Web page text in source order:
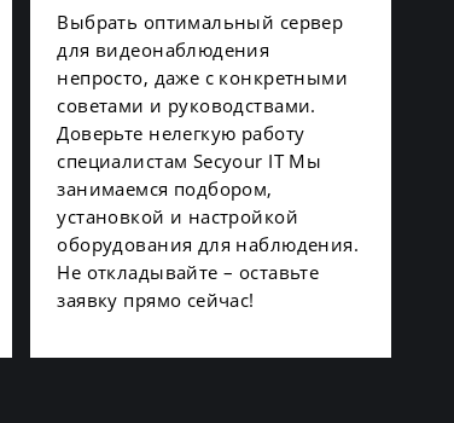
Выбрать оптимальный сервер
для видеонаблюдения
непросто, даже с конкретными
советами и руководствами.
Доверьте нелегкую работу
специалистам Secyour IT Мы
занимаемся подбором,
установкой и настройкой
оборудования для наблюдения.
Не откладывайте – оставьте
заявку прямо сейчас!